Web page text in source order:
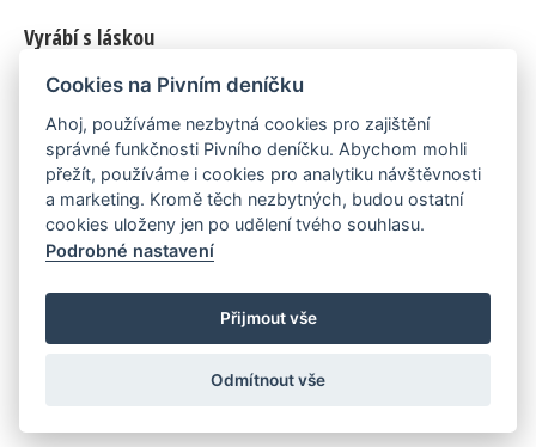
Vyrábí s láskou
© 2010–2026 byLukáš Zemanaka Emka
Máme rádi
Pivní.info
Poznámka pod čarou
Pivní deníček je nezávislý zdroj, který není spjat s žádným
konkrétním pivovarem ani restaurací. Názory uživatelů nemusí nutně
reprezentovat názory tvůrců Deníčku.
Cookies na Pivním deníčku
Ahoj, používáme nezbytná cookies pro zajištění
správné funkčnosti Pivního deníčku. Abychom mohli
přežít, používáme i cookies pro analytiku návštěvnosti
a marketing. Kromě těch nezbytných, budou ostatní
cookies uloženy jen po udělení tvého souhlasu.
Podrobné nastavení
Přijmout vše
Odmítnout vše